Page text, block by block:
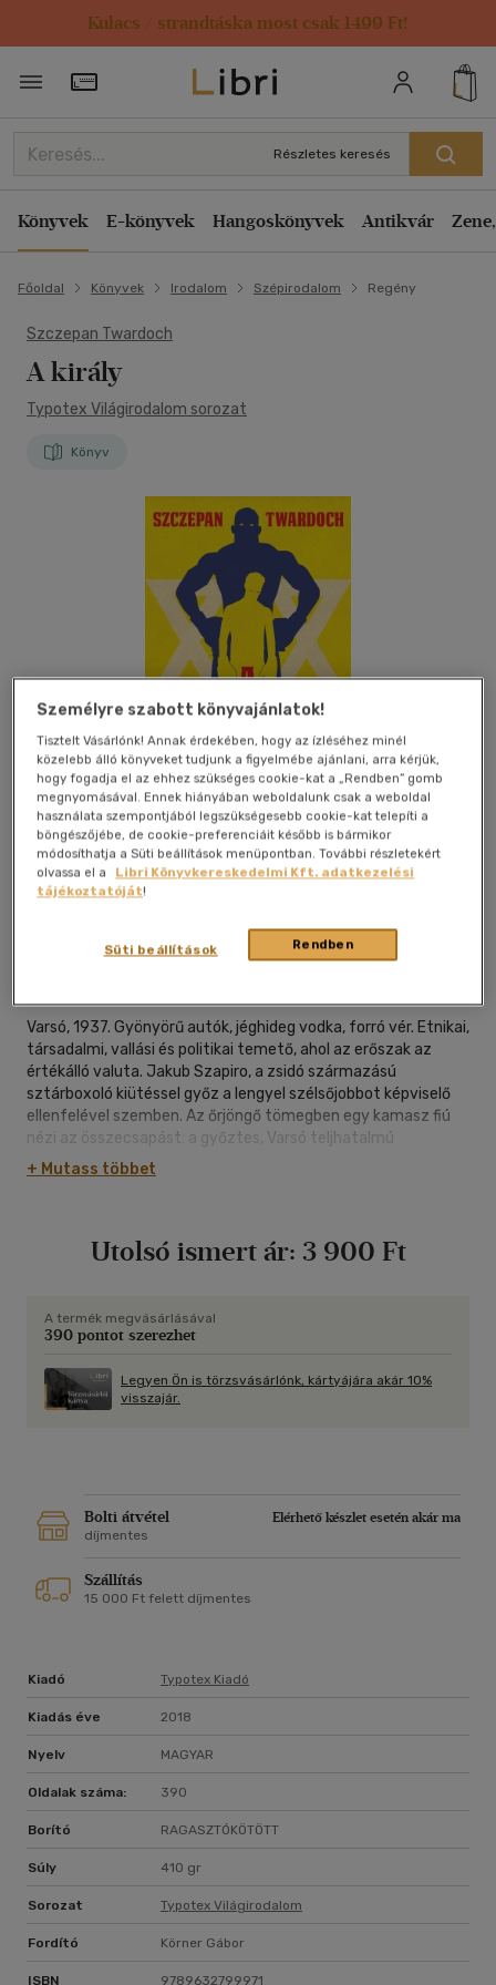
Kulacs / strandtáska most csak 1499 Ft!
Törzsvásárlói Kártya adatai
Részletes keresés
Könyvek E-könyvek Hangoskönyvek Antikvár
Főoldal Könyvek Irodalom Szépirodalom Regény
Szczepan Twardoch
A király
Typotex Világirodalom sorozat
Könyv
Kívánságlistához adom Megosztom
Typotex Kiadó|2018|magyar nyelvű|ragasztókötött
Varsó, 1937. Gyönyörű autók, jéghideg vodka, forró vér. Etnikai,
társadalmi, vallási és politikai temető, ahol az erőszak az
értékálló valuta. Jakub Szapiro, a zsidó származású
sztárboxoló kiütéssel győz a lengyel szélsőjobbot képviselő
ellenfelével szemben. Az őrjöngő tömegben egy kamasz fiú
nézi az összecsapást: a győztes, Varsó teljhatalmú
gengszterének behajtója, egy nappal korábban gyilkolta meg
az apját.
rémálomszerű időkre, amikor Jakub Szapiro a szárnyai alá
átlagember féli és tiszteli őket, látszólag a zsebükben a
rendőrség és a politika, de arra, ami következik, ők sincsenek
aprólékosan kidolgozott történelmi regény az utcák
antihőseinek tragédiájáról.
+ Mutass többet
Utolsó ismert ár: 3 900 Ft
A termék megvásárlásával
390 pontot szerezhet
Legyen Ön is törzsvásárlónk, kártyájára akár 10%
visszajár.
Bolti átvétel
Elérhető készlet esetén akár ma
díjmentes
Szállítás
15 000 Ft felett díjmentes
Kiadó Typotex Kiadó
Kiadás éve 2018
Nyelv MAGYAR
Oldalak száma: 390
Borító RAGASZTÓKÖTÖTT
Súly 410 gr
Sorozat Typotex Világirodalom
Fordító Körner Gábor
ISBN 9789632799971
Személyre szabott könyvajánlatok!
Tisztelt Vásárlónk! Annak érdekében, hogy az ízléséhez minél
közelebb álló könyveket tudjunk a figyelmébe ajánlani, arra kérjük,
hogy fogadja el az ehhez szükséges cookie-kat a „Rendben” gomb
megnyomásával. Ennek hiányában weboldalunk csak a weboldal
használata szempontjából legszükségesebb cookie-kat telepíti a
böngészőjébe, de cookie-preferenciáit később is bármikor
módosíthatja a Süti beállítások menüpontban. További részletekért
olvassa el a
Libri Könyvkereskedelmi Kft. adatkezelési
tájékoztatóját!
Rendben
Süti beállítások